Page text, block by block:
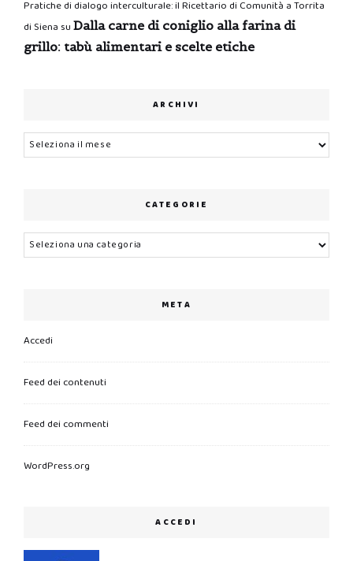
Pratiche di dialogo interculturale: il Ricettario di Comunità a Torrita
di Siena su Dalla carne di coniglio alla farina di
grillo: tabù alimentari e scelte etiche
ARCHIVI
Archivi
CATEGORIE
Categorie
META
Accedi
Feed dei contenuti
Feed dei commenti
WordPress.org
ACCEDI